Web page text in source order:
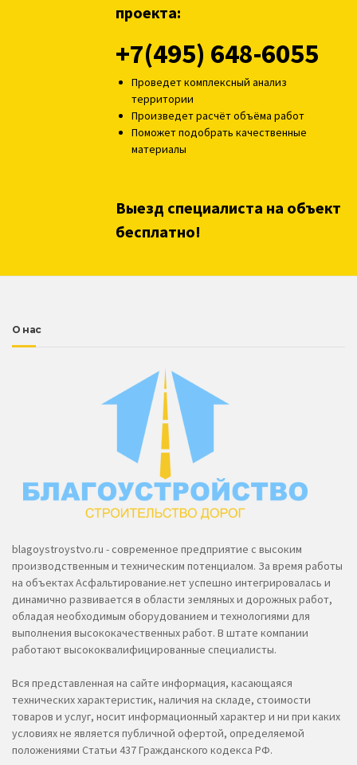
проекта:
+7(495) 648-6055
Проведет комплексный анализ
территории
Произведет расчёт объёма работ
Поможет подобрать качественные
материалы
Выезд специалиста на объект
бесплатно!
О нас
blagoystroystvo.ru - современное предприятие с высоким
производственным и техническим потенциалом. За время работы
на объектах Асфальтирование.нет успешно интегрировалась и
динамично развивается в области земляных и дорожных работ,
обладая необходимым оборудованием и технологиями для
выполнения высококачественных работ. В штате компании
работают высококвалифицированные специалисты.
Вся представленная на сайте информация, касающаяся
технических характеристик, наличия на складе, стоимости
товаров и услуг, носит информационный характер и ни при каких
условиях не является публичной офертой, определяемой
положениями Статьи 437 Гражданского кодекса РФ.